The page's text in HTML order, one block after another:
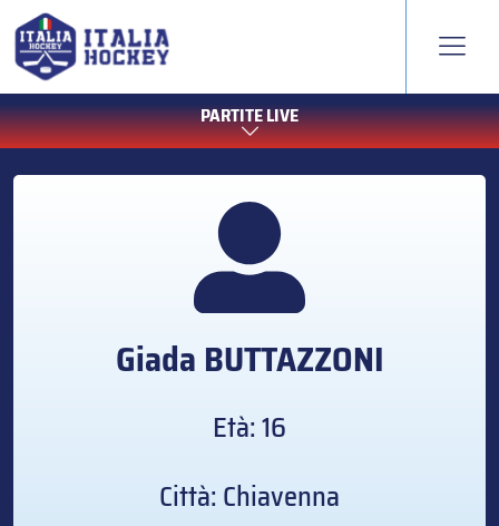
PARTITE LIVE
Giada BUTTAZZONI
Età: 16
Città: Chiavenna